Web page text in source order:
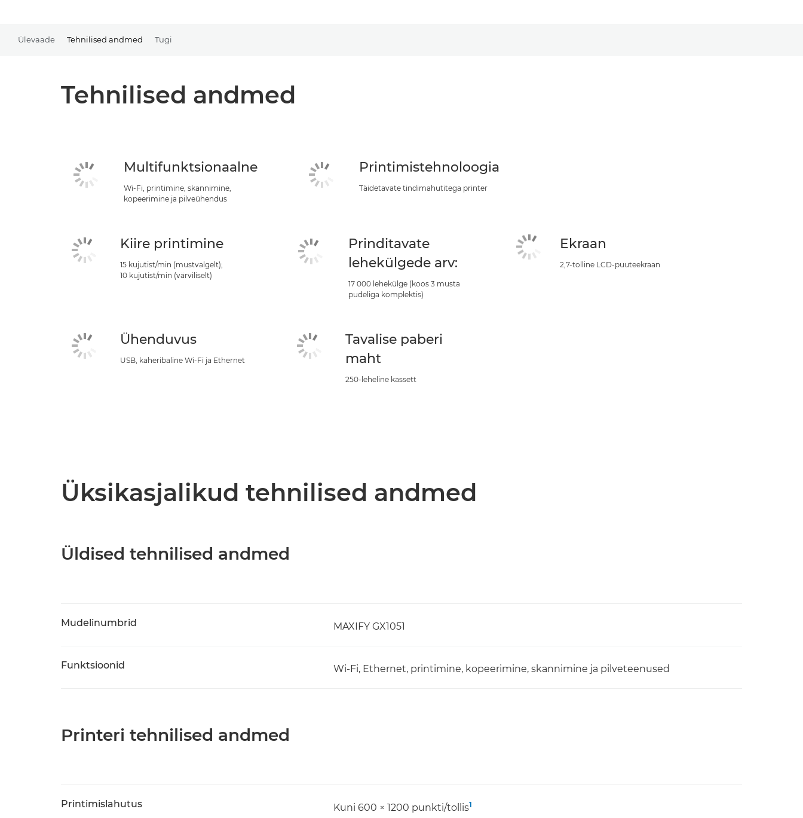
Ülevaade Tehnilised andmed Tugi
Tehnilised andmed
Multifunktsionaalne
Wi-Fi, printimine, skannimine,
kopeerimine ja pilveühendus
Printimistehnoloogia
Täidetavate tindimahutitega printer
Kiire printimine
15 kujutist/min (mustvalgelt);
10 kujutist/min (värviliselt)
Prinditavate
lehekülgede arv:
17 000 lehekülge (koos 3 musta
pudeliga komplektis)
Ekraan
2,7-tolline LCD-puuteekraan
Ühenduvus
USB, kaheribaline Wi-Fi ja Ethernet
Tavalise paberi
maht
250-leheline kassett
Üksikasjalikud tehnilised andmed
Üldised tehnilised andmed
Mudelinumbrid MAXIFY GX1051
Funktsioonid Wi-Fi, Ethernet, printimine, kopeerimine, skannimine ja pilveteenused
Printeri tehnilised andmed
Printimislahutus Kuni 600 × 1200 punkti/tollis1